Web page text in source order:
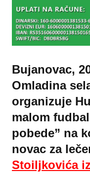
Bujanovac,
Omladina
organizuje
malom
pobede” na
novac za
Stoiljkovića